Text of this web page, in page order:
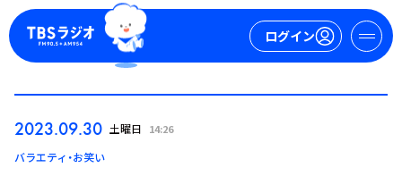
ログイン
ログイン
2023.09.30 土曜日 14:26
バラエティ・お笑い